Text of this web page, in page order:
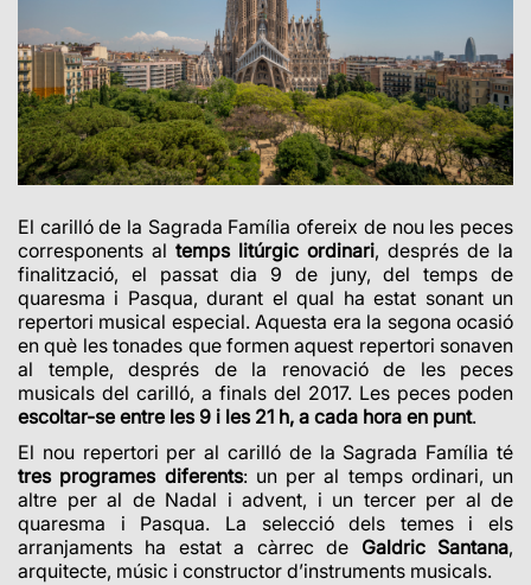
El carilló de la Sagrada Família ofereix de nou les peces
corresponents al temps litúrgic ordinari, després de la
finalització, el passat dia 9 de juny, del temps de
quaresma i Pasqua, durant el qual ha estat sonant un
repertori musical especial. Aquesta era la segona ocasió
en què les tonades que formen aquest repertori sonaven
al temple, després de la renovació de les peces
musicals del carilló, a finals del 2017. Les peces poden
escoltar-se entre les 9 i les 21 h, a cada hora en punt.
El nou repertori per al carilló de la Sagrada Família té
tres programes diferents: un per al temps ordinari, un
altre per al de Nadal i advent, i un tercer per al de
quaresma i Pasqua. La selecció dels temes i els
arranjaments ha estat a càrrec de Galdric Santana,
arquitecte, músic i constructor d’instruments musicals.